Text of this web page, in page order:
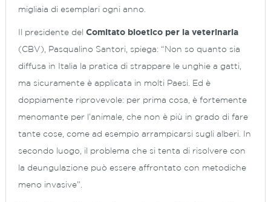
migliaia di esemplari ogni anno.
Il presidente del Comitato bioetico per la veterinaria
(CBV), Pasqualino Santori, spiega: “Non so quanto sia
diffusa in Italia la pratica di strappare le unghie a gatti,
ma sicuramente è applicata in molti Paesi. Ed è
doppiamente riprovevole: per prima cosa, è fortemente
menomante per l’animale, che non è più in grado di fare
tante cose, come ad esempio arrampicarsi sugli alberi. In
secondo luogo, il problema che si tenta di risolvere con
la deungulazione può essere affrontato con metodiche
meno invasive”.